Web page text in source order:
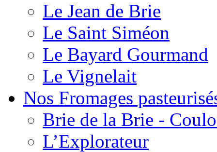
Le Jean de Brie
Le Saint Siméon
Le Bayard Gourmand
Le Vignelait
Nos Fromages
Brie de la Brie -
L’Explorateur